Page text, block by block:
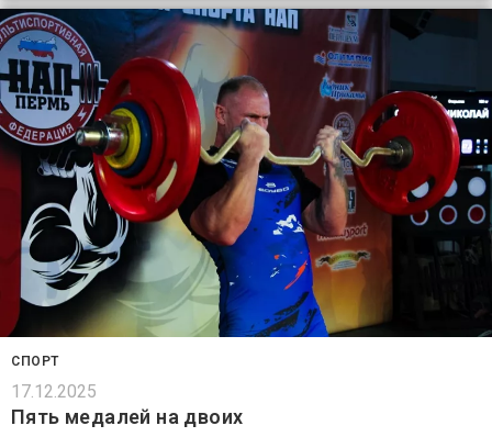
СПОРТ
17.12.2025
Пять медалей на двоих